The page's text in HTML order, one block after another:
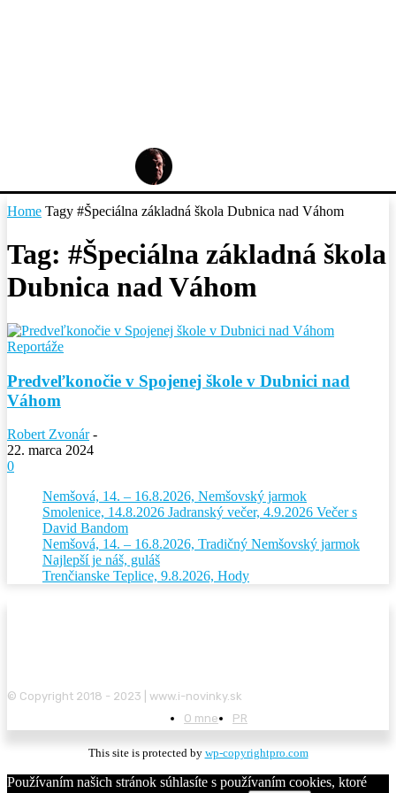
Home Tagy #Špeciálna základná škola Dubnica nad Váhom
Tag: #Špeciálna základná škola
Dubnica nad Váhom
Reportáže
Predveľkonočie v Spojenej škole v Dubnici nad
Váhom
Robert Zvonár -
22. marca 2024
0
Nemšová, 14. – 16.8.2026, Nemšovský jarmok
Smolenice, 14.8.2026 Jadranský večer, 4.9.2026 Večer s
David Bandom
Nemšová, 14. – 16.8.2026, Tradičný Nemšovský jarmok
Najlepší je náš, guláš
Trenčianske Teplice, 9.8.2026, Hody
© Copyright 2018 - 2023 | www.i-novinky.sk
O mne
PR
This site is protected by wp-copyrightpro.com
Používaním našich stránok súhlasíte s používaním cookies, ktoré